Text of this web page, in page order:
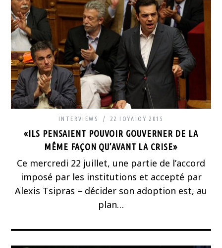
INTERVIEWS 22 ΙΟΥΛΊΟΥ 2015
«ILS PENSAIENT POUVOIR GOUVERNER DE LA
MÊME FAÇON QU’AVANT LA CRISE»
Ce mercredi 22 juillet, une partie de l’accord
imposé par les institutions et accepté par
Alexis Tsipras – décider son adoption est, au
plan…